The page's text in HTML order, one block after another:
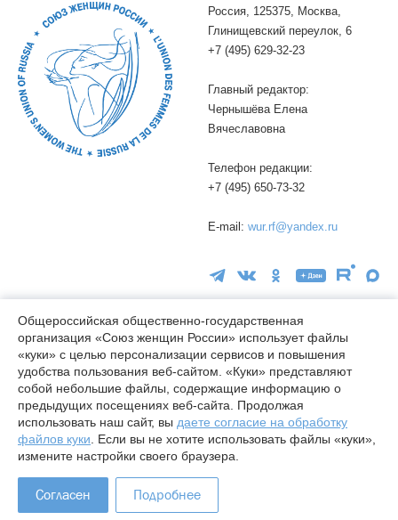
Россия, 125375, Москва,
Глинищевский переулок, 6
+7 (495) 629-32-23
Главный редактор:
Чернышёва Елена
Вячеславовна
Телефон редакции:
+7 (495) 650-73-32
E-mail: wur.rf@yandex.ru
16+
© wuor.ru Использование материалов сайта разрешается только
при указании ссылки на источник
Правовая информация
Карта сайта
Лицензия СМИ Эл № ФС77-78338 от 24.04.2020
Разработано в Indexis
Общероссийская общественно-государственная
организация «Союз женщин России» использует файлы
«куки» с целью персонализации сервисов и повышения
удобства пользования веб-сайтом. «Куки» представляют
собой небольшие файлы, содержащие информацию о
предыдущих посещениях веб-сайта. Продолжая
использовать наш сайт, вы даете согласие на обработку
файлов куки . Если вы не хотите использовать файлы «куки»,
измените настройки своего браузера.
Подробнее
Согласен